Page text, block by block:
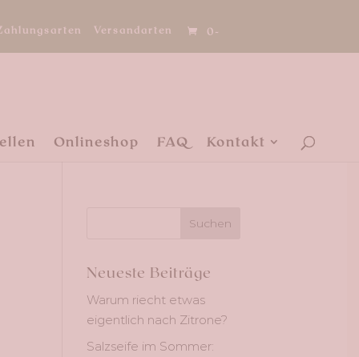
Versandarten 0-
Onlineshop FAQ Kontakt
Neueste Beiträge
Warum riecht etwas
eigentlich nach Zitrone?
Salzseife im Sommer: